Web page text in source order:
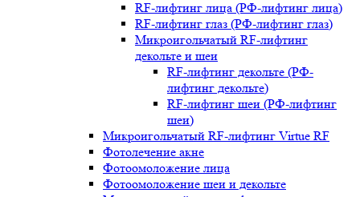
RF-лифтинг лица (РФ-лифтинг лица)
RF-лифтинг глаз (РФ-лифтинг глаз)
Микроигольчатый RF-лифтинг
декольте и шеи
RF-лифтинг декольте (РФ-
лифтинг декольте)
RF-лифтинг шеи (РФ-лифтинг
шеи)
Микроигольчатый RF-лифтинг Virtue RF
Фотолечение акне
Фотоомоложение лица
Фотоомоложение шеи и декольте